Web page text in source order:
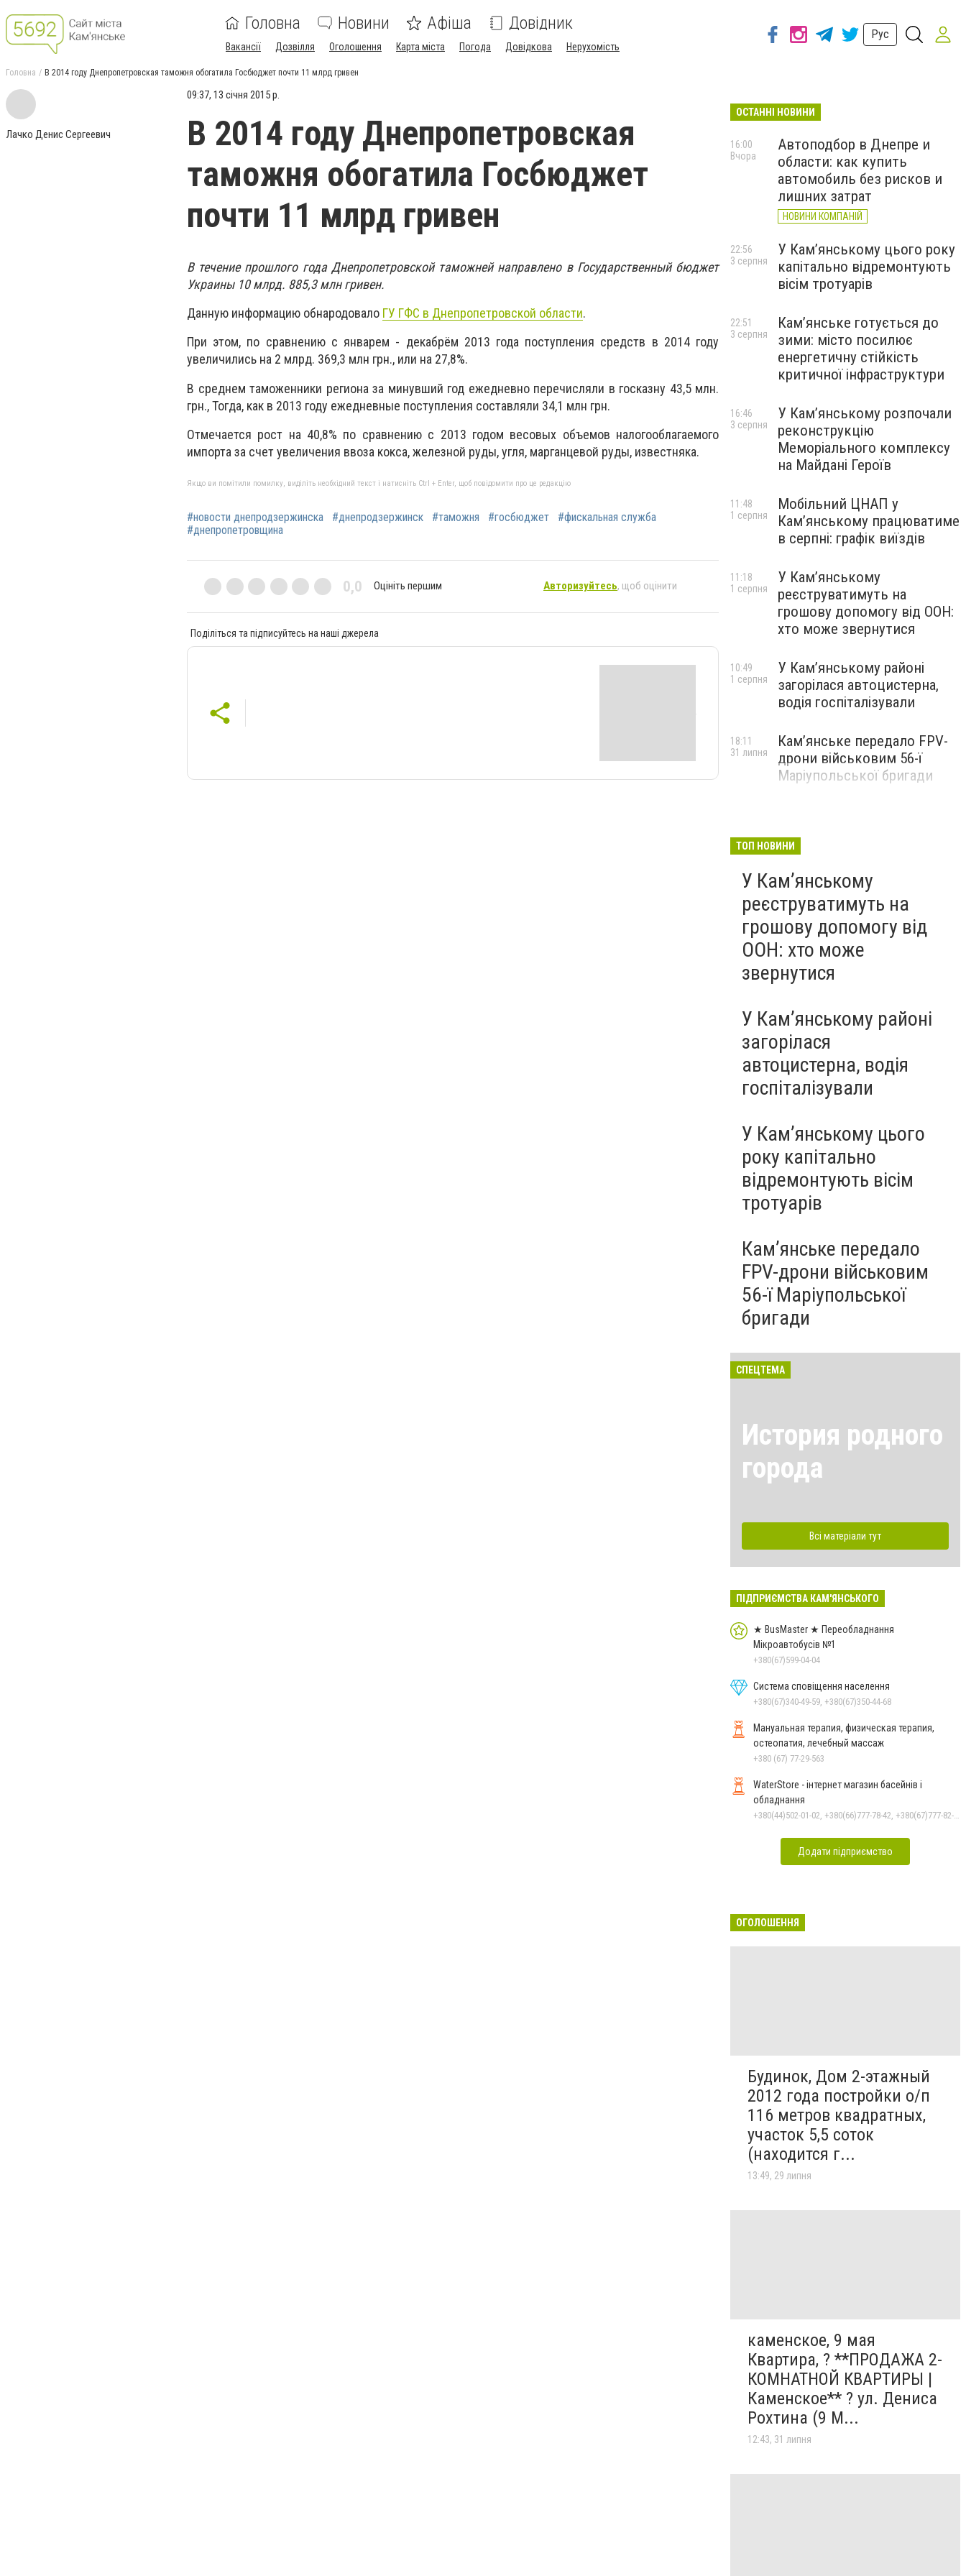
Головна Новини Афіша Довідник
Вакансії Дозвілля Оголошення Карта міста Погода Довідкова Нерухомість
Рус
Головна В 2014 году Днепропетровская таможня обогатила Госбюджет почти 11 млрд гривен
Лачко Денис Сергеевич
09:37, 13 січня 2015 р.
В 2014 году Днепропетровская
таможня обогатила Госбюджет
почти 11 млрд гривен
В течение прошлого года Днепропетровской таможней направлено в Государственный бюджет
Украины 10 млрд. 885,3 млн гривен.
Данную информацию обнародовало ГУ ГФС в Днепропетровской области.
При этом, по сравнению с январем - декабрём 2013 года поступления средств в 2014 году
увеличились на 2 млрд. 369,3 млн грн., или на 27,8%.
В среднем таможенники региона за минувший год ежедневно перечисляли в госказну 43,5 млн.
грн., Тогда, как в 2013 году ежедневные поступления составляли 34,1 млн грн.
Отмечается рост на 40,8% по сравнению с 2013 годом весовых объемов налогооблагаемого
импорта за счет увеличения ввоза кокса, железной руды, угля, марганцевой руды, известняка.
Якщо ви помітили помилку, виділіть необхідний текст і натисніть Ctrl + Enter, щоб повідомити про це редакцію
#новости днепродзержинска #днепродзержинск #таможня #госбюджет
#фискальная служба
#днепропетровщина
0,0 Оцініть першим Авторизуйтесь, щоб оцінити
Поділіться та підписуйтесь на наші джерела
ОСТАННІ НОВИНИ
Автоподбор в Днепре и
области: как купить
автомобиль без рисков и
лишних затрат
НОВИНИ КОМПАНІЙ
16:00
Вчора
У Кам’янському цього року
капітально відремонтують
вісім тротуарів
22:56
3 серпня
Кам’янське готується до
зими: місто посилює
енергетичну стійкість
критичної інфраструктури
22:51
3 серпня
У Кам’янському розпочали
реконструкцію
Меморіального комплексу
на Майдані Героїв
16:46
3 серпня
Мобільний ЦНАП у
Кам’янському працюватиме
в серпні: графік виїздів
11:48
1 серпня
У Кам’янському
реєструватимуть на
грошову допомогу від ООН:
хто може звернутися
11:18
1 серпня
У Кам’янському районі
загорілася автоцистерна,
водія госпіталізували
10:49
1 серпня
Кам’янське передало FPV-
дрони військовим 56-ї
Маріупольської бригади
18:11
31 липня
ТОП НОВИНИ
У Кам’янському
реєструватимуть на
грошову допомогу від
ООН: хто може
звернутися
У Кам’янському районі
загорілася
автоцистерна, водія
госпіталізували
У Кам’янському цього
року капітально
відремонтують вісім
тротуарів
Кам’янське передало
FPV-дрони військовим
56-ї Маріупольської
бригади
СПЕЦТЕМА
История родного
города
Всі матеріали тут
ПІДПРИЄМСТВА КАМ'ЯНСЬКОГО
★ BusMaster ★ Переобладнання
Мікроавтобусів №1
+380(67)599-04-04
Система сповіщення населення
+380(67)340-49-59, +380(67)350-44-68
Мануальная терапия, физическая терапия,
остеопатия, лечебный массаж
+380 (67) 77-29-563
WaterStore - інтернет магазин басейнів і
обладнання
Додати підприємство
ОГОЛОШЕННЯ
Будинок, Дом 2-этажный
2012 года постройки о/п
116 метров квадратных,
участок 5,5 соток
(находится г...
13:49, 29 липня
каменское, 9 мая
Квартира, ? **ПРОДАЖА 2-
КОМНАТНОЙ КВАРТИРЫ |
Каменское** ? ул. Дениса
Рохтина (9 М...
12:43, 31 липня